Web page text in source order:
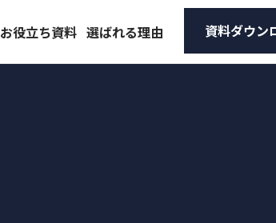
お役立ち資料 選ばれる理由 資料ダウン